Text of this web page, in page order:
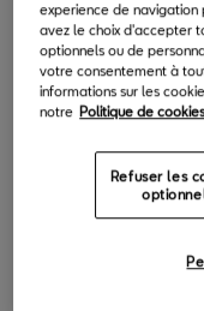
Stage transversal:
qui souhaitent
stratégique de
sein de SEAT et du
Mission of Non-
positions) :
experience de navigation
avez le choix d'accepter
optionnels ou de
votre consentement à
informations sur les
notre Politique de
Refuser les